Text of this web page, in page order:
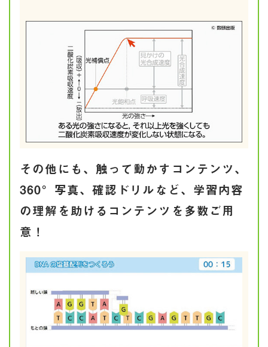
その他にも、触って動かすコンテンツ、
360°写真、確認ドリルなど、学習内容
の理解を助けるコンテンツを多数ご用
意！